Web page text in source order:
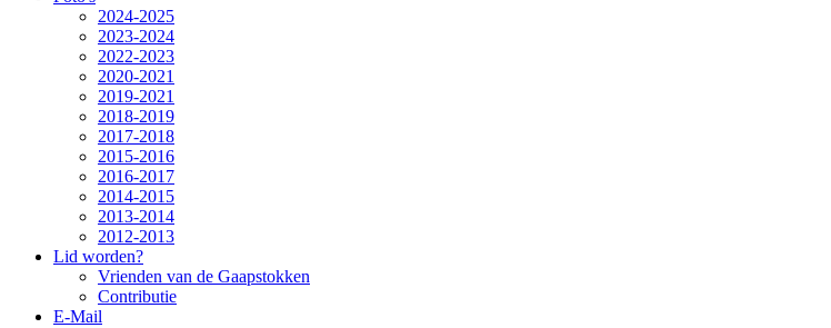
2024-2025
2023-2024
2022-2023
2020-2021
2019-2021
2018-2019
2017-2018
2015-2016
2016-2017
2014-2015
2013-2014
2012-2013
Lid worden?
Vrienden van de Gaapstokken
Contributie
E-Mail